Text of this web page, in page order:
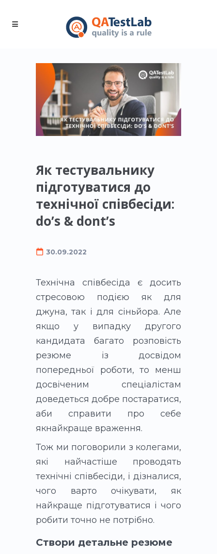
Як тестувальнику
підготуватися до
технічної співбесіди:
do’s & dont’s
30.09.2022
Технічна співбесіда є досить
стресовою подією як для
джуна, так і для сіньйора. Але
якщо у випадку другого
кандидата багато розповість
резюме із досвідом
попередньої роботи, то менш
досвіченим спеціалістам
доведеться добре постаратися,
аби справити про себе
якнайкраще враження.
Тож ми поговорили з колегами,
які найчастіше проводять
технічні співбесіди, і дізналися,
чого варто очікувати, як
найкраще підготуватися і чого
робити точно не потрібно.
Створи детальне резюме